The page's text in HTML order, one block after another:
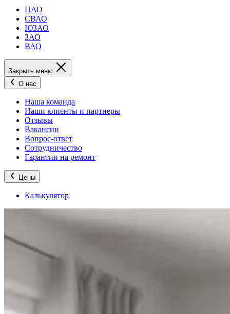
ЦАО
СВАО
ЮЗАО
ЗАО
ВАО
Закрыть меню
О нас
Наша команда
Наши клиенты и партнеры
Отзывы
Вакансии
Вопрос-ответ
Сотрудничество
Гарантии на ремонт
Цены
Калькулятор